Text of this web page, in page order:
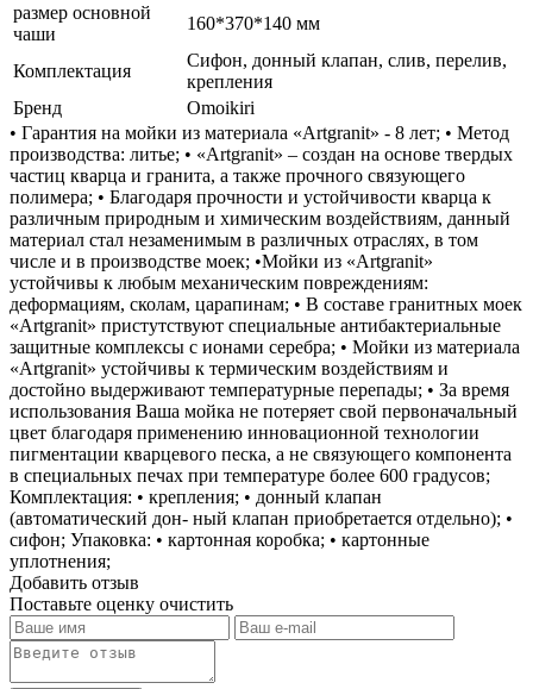
размер основной
чаши
160*370*140 мм
Комплектация
Сифон, донный клапан, слив, перелив,
крепления
Бренд
Omoikiri
• Гарантия на мойки из материала «Artgranit» - 8 лет; • Метод
производства: литье; • «Artgranit» – создан на основе твердых
частиц кварца и гранита, а также прочного связующего
полимера; • Благодаря прочности и устойчивости кварца к
различным природным и химическим воздействиям, данный
материал стал незаменимым в различных отраслях, в том
числе и в производстве моек; •Мойки из «Artgranit»
устойчивы к любым механическим повреждениям:
деформациям, сколам, царапинам; • В составе гранитных моек
«Artgranit» пристутствуют специальные антибактериальные
защитные комплексы с ионами серебра; • Мойки из материала
«Artgranit» устойчивы к термическим воздействиям и
достойно выдерживают температурные перепады; • За время
использования Ваша мойка не потеряет свой первоначальный
цвет благодаря применению инновационной технологии
пигментации кварцевого песка, а не связующего компонента
в специальных печах при температуре более 600 градусов;
Комплектация: • крепления; • донный клапан
(автоматический дон- ный клапан приобретается отдельно); •
сифон; Упаковка: • картонная коробка; • картонные
уплотнения;
Добавить отзыв
Поставьте оценку очистить